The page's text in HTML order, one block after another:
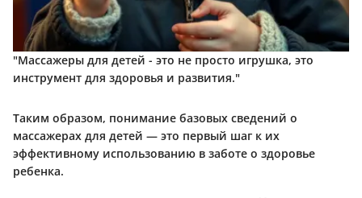
"Массажеры для детей - это не просто игрушка, это
инструмент для здоровья и развития."
Таким образом, понимание базовых сведений о
массажерах для детей — это первый шаг к их
эффективному использованию в заботе о здоровье
ребенка.